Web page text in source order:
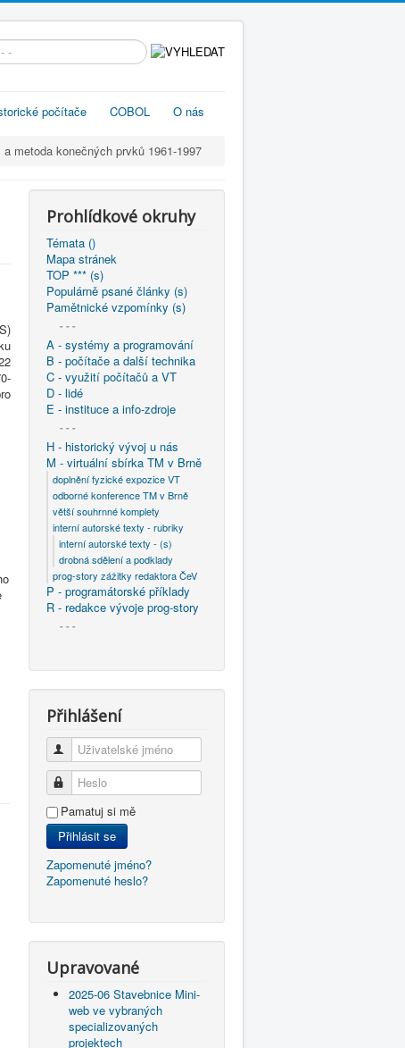
počítače COBOL O nás
metoda konečných prvků 1961-1997
Prohlídkové okruhy
Témata ()
Mapa stránek
TOP *** (s)
Populárně psané články (s)
Pamětnické vzpomínky (s)
- - -
A - systémy a programování
B - počítače a další technika
C - využití počítačů a VT
D - lidé
E - instituce a info-zdroje
- - -
H - historický vývoj u nás
M - virtuální sbírka TM v Brně
doplnění fyzické expozice VT
odborné konference TM v Brně
větší souhrnné komplety
interní autorské texty - rubriky
interní autorské texty - (s)
drobná sdělení a podklady
prog-story zážitky redaktora ČeV
P - programátorské příklady
R - redakce vývoje prog-story
- - -
Přihlášení
Uživatelské jméno
Heslo
Pamatuj si mě
Přihlásit se
Zapomenuté jméno?
Zapomenuté heslo?
Upravované
2025-06 Stavebnice Mini-
web ve vybraných
specializovaných
projektech